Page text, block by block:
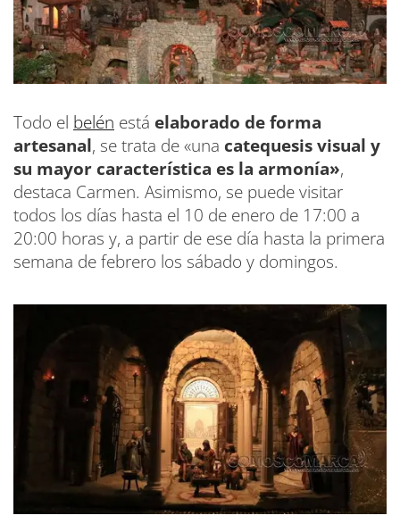
Todo el belén está elaborado de forma
artesanal, se trata de «una catequesis visual y
su mayor característica es la armonía»,
destaca Carmen. Asimismo, se puede visitar
todos los días hasta el 10 de enero de 17:00 a
20:00 horas y, a partir de ese día hasta la primera
semana de febrero los sábado y domingos.